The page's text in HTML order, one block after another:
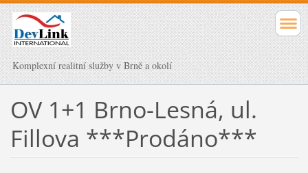
Komplexní realitní služby v Brně a okolí
OV 1+1 Brno-Lesná, ul.
Fillova ***Prodáno***